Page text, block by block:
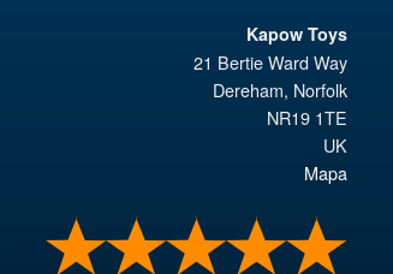
Kapow Toys
21 Bertie Ward Way
Dereham, Norfolk
NR19 1TE
UK
Mapa